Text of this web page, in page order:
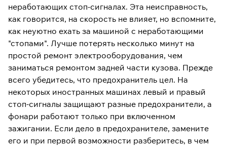
неработающих стоп-сигналах. Эта неисправность,
как говорится, на скорость не влияет, но вспомните,
как неуютно ехать за машиной с неработающими
"стопами". Лучше потерять несколько минут на
простой ремонт электрооборудования, чем
заниматься ремонтом задней части кузова. Прежде
всего убедитесь, что предохранитель цел. На
некоторых иностранных машинах левый и правый
стоп-сигналы защищают разные предохранители, а
фонари работают только при включенном
зажигании. Если дело в предохранителе, замените
его и при первой возможности разберитесь, в чем